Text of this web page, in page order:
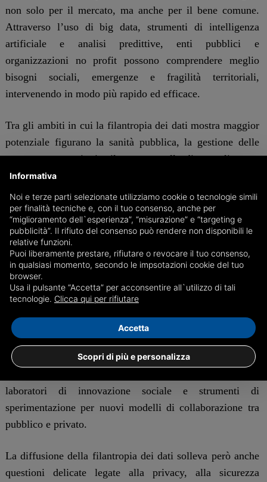
non solo per il mercato, ma anche per il bene comune.
Attraverso l’uso di big data, strumenti di intelligenza
artificiale e analisi predittive, enti pubblici e
organizzazioni no profit possono comprendere meglio
bisogni sociali, emergenze e fragilità territoriali,
intervenendo in modo più rapido ed efficace.
Tra gli ambiti in cui la filantropia dei dati mostra maggior
potenziale figurano la sanità pubblica, la gestione delle
emergenze umanitarie, il contrasto alle disuguaglianze e
la misurazione dell’impatto sociale delle singole scelte.
La trasformazione riguarda il modo in cui le fondazioni
interpretano il proprio ruolo, in quanto sempre più
organizzazioni filantropiche passano da una logica
puramente erogativa a una funzione di coordinamento e
attivazione di reti territoriali, mettendo in connessione
imprese, enti locali, università e Terzo Settore.
Secondo gli esperti, la crescita della filantropia in Italia è
legata anche allo sviluppo del cosiddetto “secondo
welfare”, cioè quell’insieme di interventi sociali finanziati
da soggetti privati che vanno a integrare l’azione
laboratori di innovazione sociale e strumenti di
sperimentazione per nuovi modelli di collaborazione tra
pubblico e privato.
La diffusione della filantropia dei dati solleva però anche
questioni delicate legate alla privacy, alla sicurezza
Informativa
Noi e terze parti selezionate utilizziamo cookie o tecnologie simili
per finalità tecniche e, con il tuo consenso, anche per
“miglioramento dell`esperienza”, “misurazione” e “targeting e
pubblicità”. Il rifiuto del consenso può rendere non disponibili le
relative funzioni.
Puoi liberamente prestare, rifiutare o revocare il tuo consenso,
in qualsiasi momento, secondo le impsotazioni cookie del tuo
browser.
Usa il pulsante “Accetta” per acconsentire all`utilizzo di tali
tecnologie. Clicca qui per rifiutare
Scopri di più e personalizza
Accetta